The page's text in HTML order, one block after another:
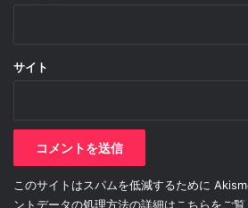
サイト
このサイトはスパムを低減するために
ントデータの処理方法の詳細はこちらをご